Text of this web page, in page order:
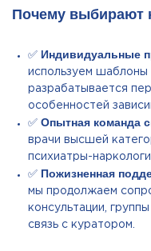
Почему выбирают
✅ Индивидуальные
используем шаблоны
разрабатывается
особенностей
✅ Опытная команда
врачи высшей
психиатры-
✅ Пожизненная
мы продолжаем
консультации,
связь с куратором.